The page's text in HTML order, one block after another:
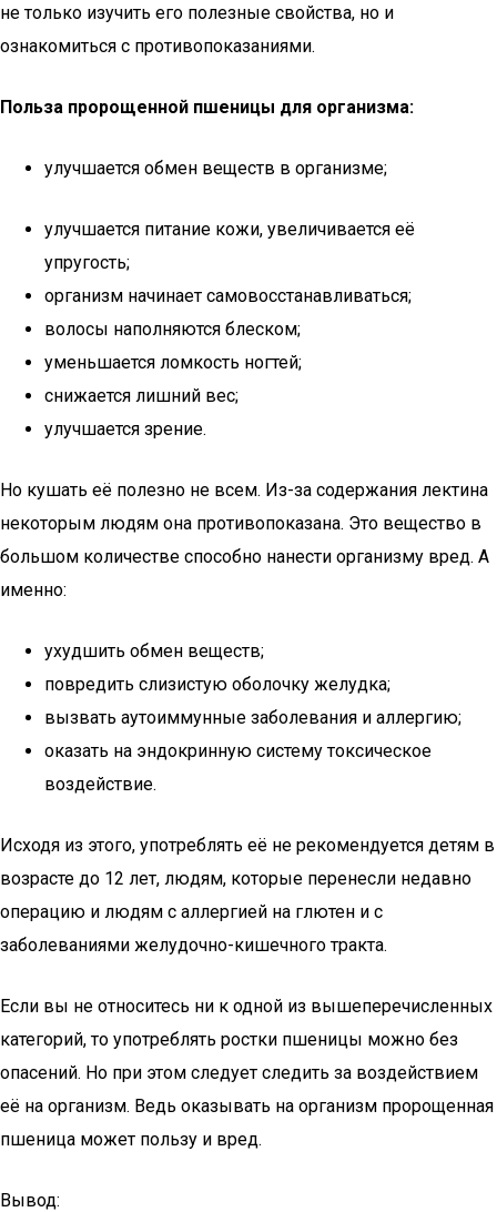
не только изучить его полезные свойства, но и
ознакомиться с противопоказаниями.
Польза пророщенной пшеницы для организма:
улучшается обмен веществ в организме;
улучшается питание кожи, увеличивается её
упругость;
организм начинает самовосстанавливаться;
волосы наполняются блеском;
уменьшается ломкость ногтей;
снижается лишний вес;
улучшается зрение.
Но кушать её полезно не всем. Из-за содержания лектина
некоторым людям она противопоказана. Это вещество в
большом количестве способно нанести организму вред. А
именно:
ухудшить обмен веществ;
повредить слизистую оболочку желудка;
вызвать аутоиммунные заболевания и аллергию;
оказать на эндокринную систему токсическое
воздействие.
Исходя из этого, употреблять её не рекомендуется детям в
возрасте до 12 лет, людям, которые перенесли недавно
операцию и людям с аллергией на глютен и с
заболеваниями желудочно-кишечного тракта.
Если вы не относитесь ни к одной из вышеперечисленных
категорий, то употреблять ростки пшеницы можно без
опасений. Но при этом следует следить за воздействием
её на организм. Ведь оказывать на организм пророщенная
пшеница может пользу и вред.
Вывод: